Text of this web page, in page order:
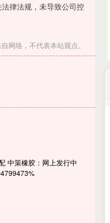
律法规，未导致公司控
网络，不代表本站观点。